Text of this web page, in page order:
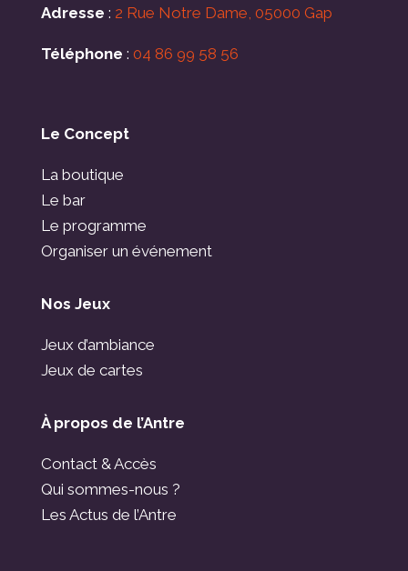
Adresse : 2 Rue Notre Dame, 05000 Gap
Téléphone : 04 86 99 58 56
Le Concept
La boutique
Le bar
Le programme
Organiser un événement
Nos Jeux
Jeux d’ambiance
Jeux de cartes
À propos de l’Antre
Contact & Accès
Qui sommes-nous ?
Les Actus de l’Antre